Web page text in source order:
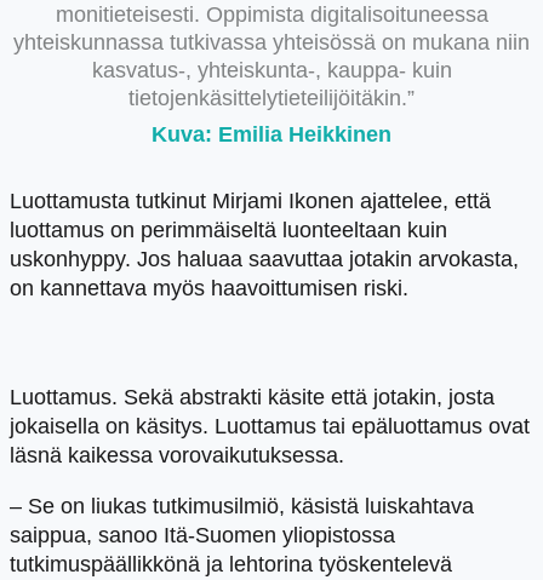
monitieteisesti. Oppimista digitalisoituneessa
yhteiskunnassa tutkivassa yhteisössä on mukana niin
kasvatus-, yhteiskunta-, kauppa- kuin
tietojenkäsittelytieteilijöitäkin.”
Kuva: Emilia Heikkinen
Luottamusta tutkinut Mirjami Ikonen ajattelee, että
luottamus on perimmäiseltä luonteeltaan kuin
uskonhyppy. Jos haluaa saavuttaa jotakin arvokasta,
on kannettava myös haavoittumisen riski.
Luottamus. Sekä abstrakti käsite että jotakin, josta
jokaisella on käsitys. Luottamus tai epäluottamus ovat
läsnä kaikessa vorovaikutuksessa.
– Se on liukas tutkimusilmiö, käsistä luiskahtava
saippua, sanoo Itä-Suomen yliopistossa
tutkimuspäällikkönä ja lehtorina työskentelevä